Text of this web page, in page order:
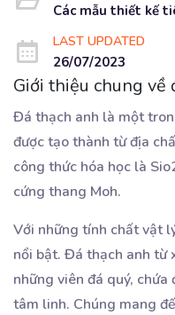
Các mẫu thiết kế
LAST UPDATED
26/07/2023
Giới thiệu chung về
Đá thạch anh là một
được tạo thành từ địa
công thức hóa học là
cứng thang Moh.
Với những tính chất vật
nổi bật. Đá thạch anh từ
những viên đá quý,
tâm linh. Chúng mang